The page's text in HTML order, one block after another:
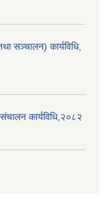
सञ्चालन) कार्यविधि,
कार्यविधि,२०८२